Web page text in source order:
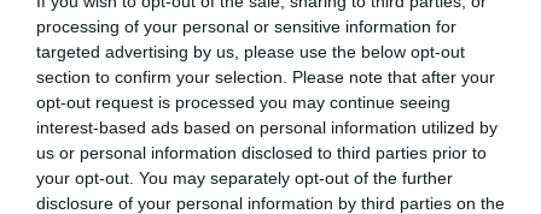
processing of your personal or sensitive information for
targeted advertising by us, please use the below opt-out
section to confirm your selection. Please note that after your
opt-out request is processed you may continue seeing
interest-based ads based on personal information utilized by
us or personal information disclosed to third parties prior to
your opt-out. You may separately opt-out of the further
disclosure of your personal information by third parties on the
La struttura offre 10 esclusive camere ampie e luminose arredate con
colori tenui e in stile mediterraneo.
Tutte le camere sono dotate di telefono con linea diretta, TV color, Sky TV,
frigobar, bagno privato con doccia e asciugacapelli.
Alcune di loro godono di una splendida vista mare sul golfo di Palinuro, altre
hanno il terrazzino che si affaccia sul corso principale, altre sono a piano
giardino.